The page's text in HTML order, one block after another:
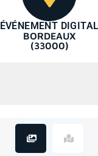
ÉVÉNEMENT DIGITAL
BORDEAUX
(33000)